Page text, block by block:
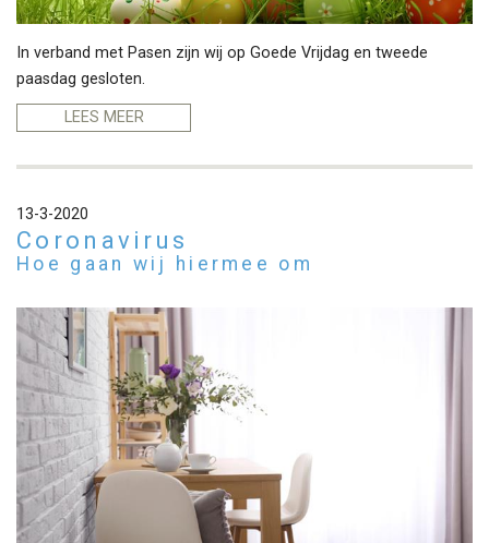
In verband met Pasen zijn wij op Goede Vrijdag en tweede
paasdag gesloten.
LEES MEER
13-3-2020
Coronavirus
Hoe gaan wij hiermee om